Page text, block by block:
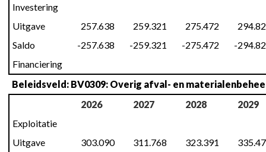
Investering
Uitgave
257.638 259.321 275.472
Saldo
-257.638 -259.321 -275.472
-
Financiering
Beleidsveld: BV0309: Overig afval- en
2026
2027 2028
2029
Exploitatie
Uitgave
303.090 311.768 323.391